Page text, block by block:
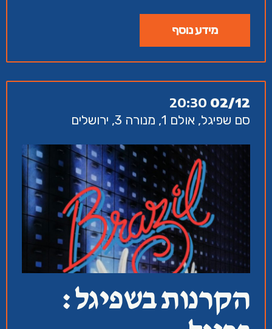
מידע נוסף
02/12
20:30
סם שפיגל, אולם 1, מנורה 3, ירושלים
הקרנות בשפיגל :